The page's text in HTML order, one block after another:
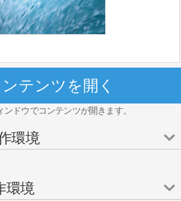
ンテンツを開く
ドウでコンテンツが開きます。
環境
環境